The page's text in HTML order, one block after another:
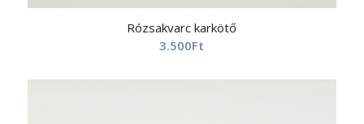
Rózsakvarc karkötő
3.500Ft